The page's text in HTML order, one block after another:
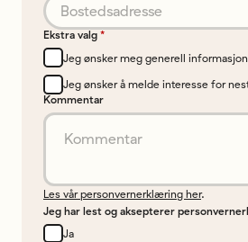
Ekstra valg *
Jeg ønsker meg generell
Jeg ønsker å melde interesse for
Kommentar
Les vår personvernerklæring her.
Jeg har lest og aksepterer
Ja